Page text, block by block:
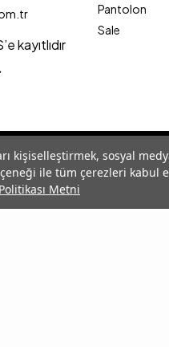
kişiselleştirmek, sosyal
ile tüm çerezleri kabul
Metni
kayıtlıdır
Pantolon
Sale
Hakları Saklıdır, İzinsiz